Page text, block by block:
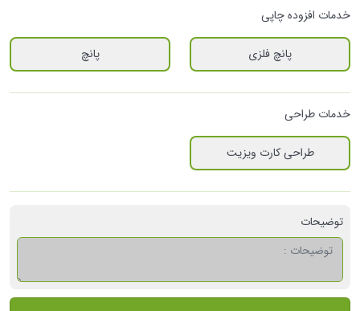
خدمات افزوده چاپی
پانچ فلزی پانچ
خدمات طراحی
طراحی کارت ویزیت
توضیحات